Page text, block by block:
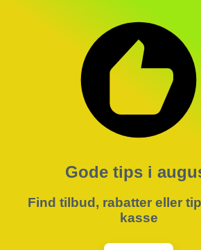
Gode tips i
Find tilbud, rabatter eller
kasse